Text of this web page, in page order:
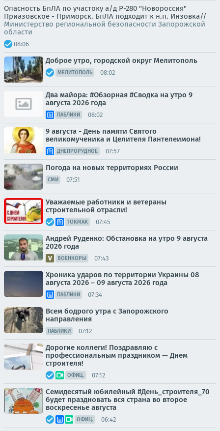
Опасность БпЛА по участоку а/д Р-280 "Новороссия"
Приазовское - Приморск. БпЛА подходит к н.п. Инзовка//
Министерство региональной безопасности Запорожской
области
08:06
Доброе утро, городской округ Мелитополь
МЕЛИТОПОЛЬ 08:02
Два майора: #Обзорная #Сводка на утро 9
августа 2026 года
ПАБЛИКИ 08:02
9 августа - День памяти Святого
великомученика и Целителя Пантелеимона!
ДНЕПРОРУДНОЕ 07:57
Погода на новых территориях России
СМИ 07:51
Уважаемые работники и ветераны
строительной отрасли!
ТОКМАК 07:45
Андрей Руденко: Обстановка на утро 9 августа
2026 года
ВОЕНКОРЫ 07:43
Хроника ударов по территории Украины 08
августа 2026 – 09 августа 2026 года
ПАБЛИКИ 07:34
Всем бодрого утра с Запорожского
направления
ПАБЛИКИ 07:12
Дорогие коллеги! Поздравляю с
профессиональным праздником — Днем
строителя!
ОФИЦ. 07:12
Семидесятый юбилейный #День_строителя_70
будет праздновать вся страна во второе
воскресенье августа
ОФИЦ. 06:42